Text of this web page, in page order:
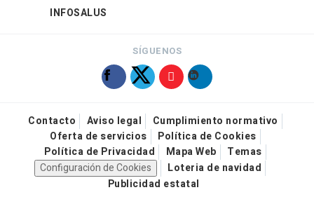
INFOSALUS
SÍGUENOS
Contacto Aviso legal
Cumplimiento normativo
Oferta de servicios
Política de Cookies
Política de Privacidad
Mapa Web
Temas
Configuración de Cookies
Loteria de navidad
Publicidad estatal